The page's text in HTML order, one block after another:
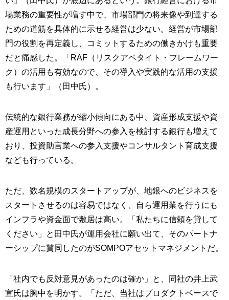
場業務の重要性が増す中で、市場部門の将来像や到達する
ための道筋を具体的に示せる経営は少ない。経営が市場部
門の役割を再定義し、コミットするための働きかけも重要
だと痛感した。「RAF（リスクアペタイト・フレームワー
ク）の活用も有効なので、その導入や実践的な活用の支援
も行います」（田中氏）。
伝統的な銀行業務が縮小傾向にある中、資産形成支援や資
産運用といった成長分野への参入を検討する銀行も増えて
おり、投資助言業への参入支援やコンサルタント育成支援
なども行っている。
ただ、数名規模のスタートアップが、地銀へのビジネスを
スタートさせるのは容易ではなく、自ら運用業を行うにも
インフラや資金面で敷居は高い。「私たちに信頼を貸して
ください」と田中氏が運用会社に願い出て、そのパートナ
ーシップに賛同したのがSOMPOアセットマネジメントだ。
「社内でも反対意見があったのは確か」と、同社の井上武
宣氏は胸中を明かす。「ただ、当社はプロダクトベースで